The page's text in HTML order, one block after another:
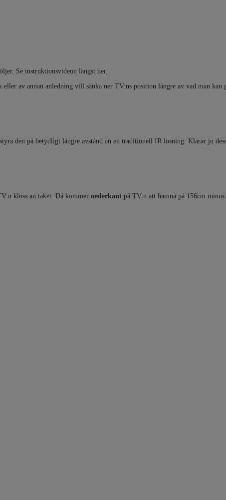
Se instruktionsvideon längst ner.
av annan anledning vill sänka ner TV:ns position längre av vad man kan
den på betydligt längre avstånd än en traditionell IR lösning. Klarar ju
kloss an taket. Då kommer nederkant på TV:n att hamna på 156cm